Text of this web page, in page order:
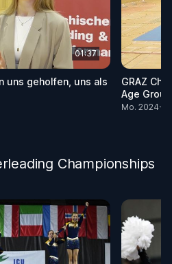
01:37
uns geholfen, uns als
GRAZ
Age
Mo. 2024-
Championships